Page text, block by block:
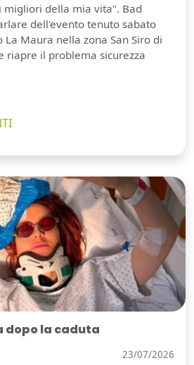
migliori della mia vita". Bad
dell'evento tenuto sabato
Maura nella zona San Siro di
riapre il problema sicurezza
dopo la caduta
23/07/2026